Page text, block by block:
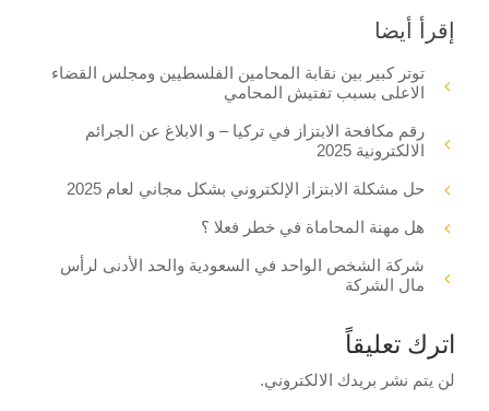
إقرأ أيضا
توتر كبير بين نقابة المحامين الفلسطيين ومجلس القضاء
الاعلى بسبب تفتيش المحامي
رقم مكافحة الابتزاز في تركيا – و الابلاغ عن الجرائم
الالكترونية 2025
حل مشكلة الابتزاز الإلكتروني بشكل مجاني لعام 2025
هل مهنة المحاماة في خطر فعلا ؟
شركة الشخص الواحد في السعودية والحد الأدنى لرأس
مال الشركة
اترك تعليقاً
لن يتم نشر بريدك الالكتروني.